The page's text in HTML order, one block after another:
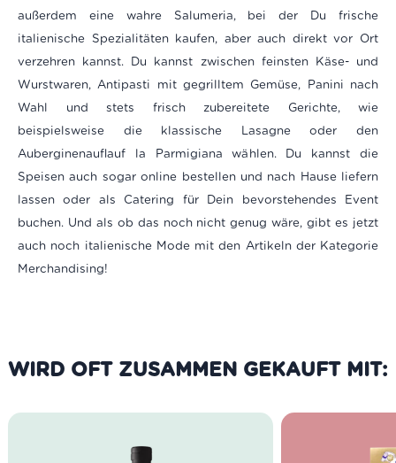
außerdem eine wahre Salumeria, bei der Du frische
italienische Spezialitäten kaufen, aber auch direkt vor Ort
verzehren kannst. Du kannst zwischen feinsten Käse- und
Wurstwaren, Antipasti mit gegrilltem Gemüse, Panini nach
Wahl und stets frisch zubereitete Gerichte, wie
beispielsweise die klassische Lasagne oder den
Auberginenauflauf la Parmigiana wählen. Du kannst die
Speisen auch sogar online bestellen und nach Hause liefern
lassen oder als Catering für Dein bevorstehendes Event
buchen. Und als ob das noch nicht genug wäre, gibt es jetzt
auch noch italienische Mode mit den Artikeln der Kategorie
Merchandising!
WIRD OFT ZUSAMMEN GEKAUFT MIT: